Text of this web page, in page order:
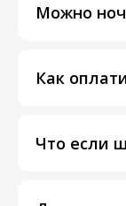
Можно
Как
Что если